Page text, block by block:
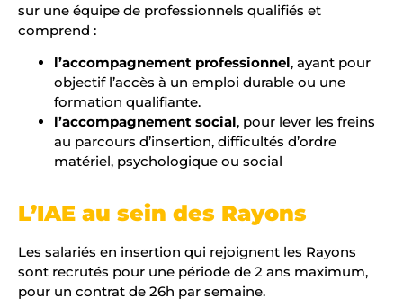
sur une équipe de professionnels qualifiés et
comprend :
l’accompagnement professionnel, ayant pour
objectif l’accès à un emploi durable ou une
formation qualifiante.
l’accompagnement social, pour lever les freins
au parcours d’insertion, difficultés d’ordre
matériel, psychologique ou social
L’IAE au sein des Rayons
Les salariés en insertion qui rejoignent les Rayons
sont recrutés pour une période de 2 ans maximum,
pour un contrat de 26h par semaine.